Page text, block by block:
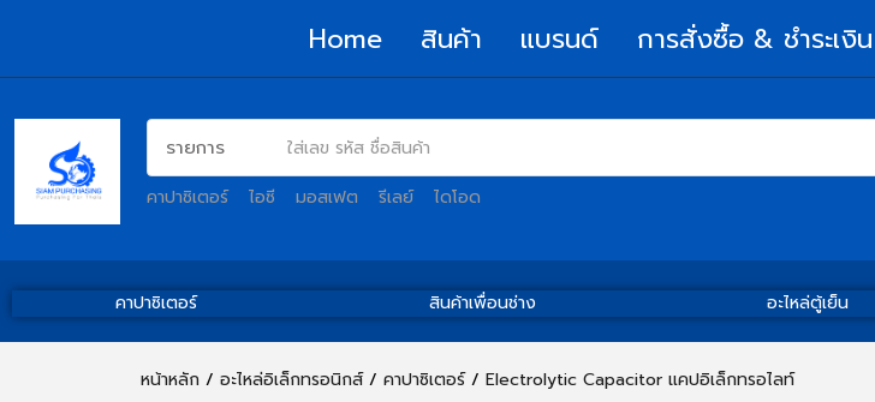
Home สินค้า แบรนด์ การสั่งซื้อ & ชำระเงิน
คาปาซิเตอร์ ไอซี มอสเฟต รีเลย์ ไดโอด
คาปาซิเตอร์ สินค้าเพื่อนช่าง อะไหล่ตู้เย็น
หน้าหลัก อะไหล่อิเล็กทรอนิกส์ คาปาซิเตอร์ Electrolytic Capacitor แคปอิเล็กทรอไลท์